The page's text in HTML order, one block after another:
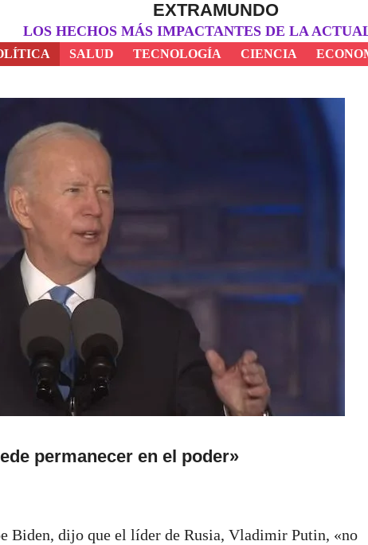
EXTRAMUNDO
LOS HECHOS MÁS IMPACTANTES DE LA
SALUD TECNOLOGÍA CIENCIA
permanecer en el poder»
Biden, dijo que el líder de Rusia, Vladimir Putin, «no